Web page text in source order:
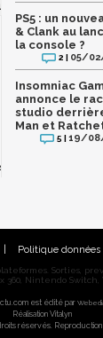
PS5 : un
& Clank au
la console ?
2 | 05/
Insomniac
annonce le
studio
Man et
5 |19/08/
Politique données
Sorties,
360, Nintendo
est édité par
Réalisation Vitalyn
réservés. Reproduction